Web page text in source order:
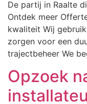
De partij in Raalte
Ontdek meer
kwaliteit Wij
zorgen voor een
trajectbeheer We
Opzoek